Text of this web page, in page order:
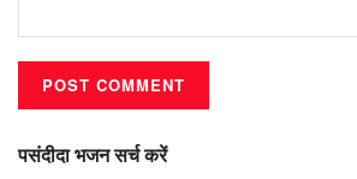
पसंदीदा भजन सर्च करें